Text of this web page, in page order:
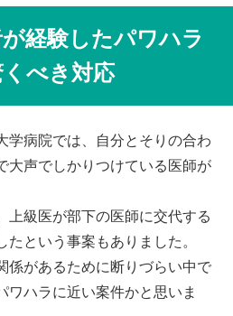
経験したパワハラ
べき対応
学病院では、自分とそりの合わ
大声でしかりつけている医師が
上級医が部下の医師に交代する
たという事案もありました。
係があるために断りづらい中で
ワハラに近い案件かと思いま